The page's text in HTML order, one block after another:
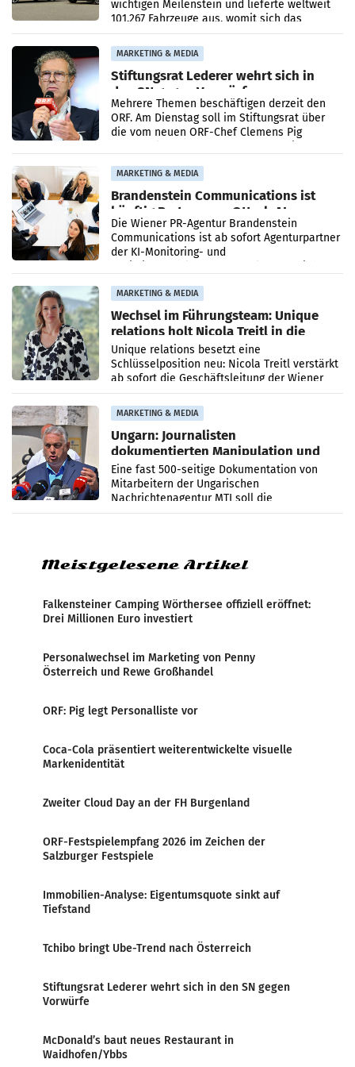
wichtigen Meilenstein und lieferte weltweit
101.267 Fahrzeuge aus, womit sich das
Ergebnis gegenüber Juli 2025 mehr als
verdoppelte (+102
MARKETING & MEDIA
Stiftungsrat Lederer wehrt sich in
den SN gegen Vorwürfe
Mehrere Themen beschäftigen derzeit den
ORF. Am Dienstag soll im Stiftungsrat über
die vom neuen ORF-Chef Clemens Pig
MARKETING & MEDIA
Brandenstein Communications ist
künftig Partner von OtterlyAI
Die Wiener PR-Agentur Brandenstein
Communications ist ab sofort Agenturpartner
der KI-Monitoring- und
MARKETING & MEDIA
Wechsel im Führungsteam: Unique
relations holt Nicola Treitl in die
Geschäftsleitung
Unique relations besetzt eine
Schlüsselposition neu: Nicola Treitl verstärkt
ab sofort die Geschäftsleitung der Wiener
PR-Agentur an der Seite von Josef Kalina und
Anna Kalina-Mahr.
MARKETING & MEDIA
Ungarn: Journalisten
dokumentierten Manipulation und
Zensur
Eine fast 500-seitige Dokumentation von
Mitarbeitern der Ungarischen
Nachrichtenagentur MTI soll die
systematische Nachrichten-Manipulation und
Meistgelesene Artikel
Falkensteiner Camping Wörthersee offiziell eröffnet:
Drei Millionen Euro investiert
Personalwechsel im Marketing von Penny
Österreich und Rewe Großhandel
ORF: Pig legt Personalliste vor
Coca-Cola präsentiert weiterentwickelte visuelle
Markenidentität
Zweiter Cloud Day an der FH Burgenland
ORF-Festspielempfang 2026 im Zeichen der
Salzburger Festspiele
Immobilien-Analyse: Eigentumsquote sinkt auf
Tiefstand
Tchibo bringt Ube-Trend nach Österreich
Stiftungsrat Lederer wehrt sich in den SN gegen
Vorwürfe
McDonald’s baut neues Restaurant in
Waidhofen/Ybbs